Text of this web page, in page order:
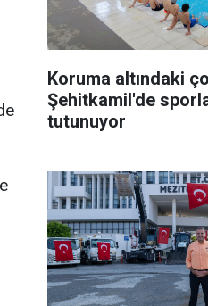
Koruma altındaki
Şehitkamil'de
tutunuyor